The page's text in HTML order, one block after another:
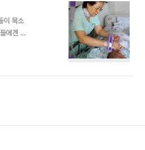
이 목소
에겐 조
노동